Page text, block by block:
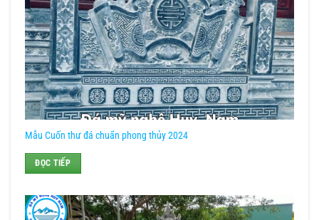
Mẫu Cuốn thư đá chuẩn phong thủy 2024
ĐỌC TIẾP